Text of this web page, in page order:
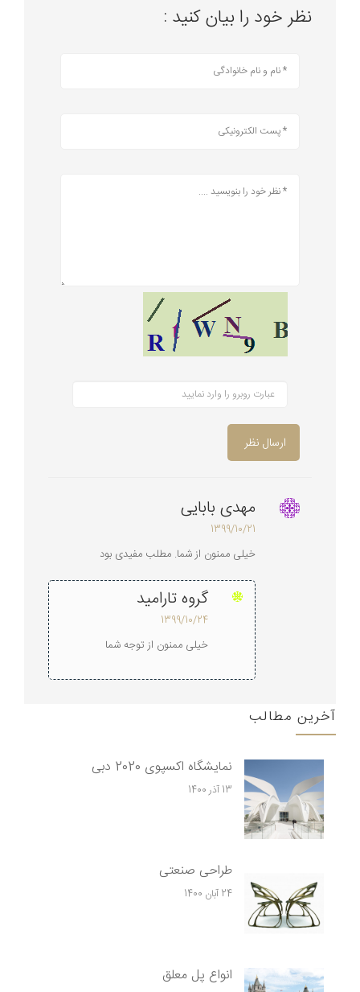
نظر خود را بیان کنید :
ارسال نظر
مهدی بابایی
1399/10/21
خیلی ممنون از شما. مطلب مفیدی بود
گروه تارامید
1399/10/24
خیلی ممنون از توجه شما
آخرین مطالب
نمایشگاه اکسپوی 2020 دبی
13 آذر 1400
طراحی صنعتی
24 آبان 1400
انواع پل معلق